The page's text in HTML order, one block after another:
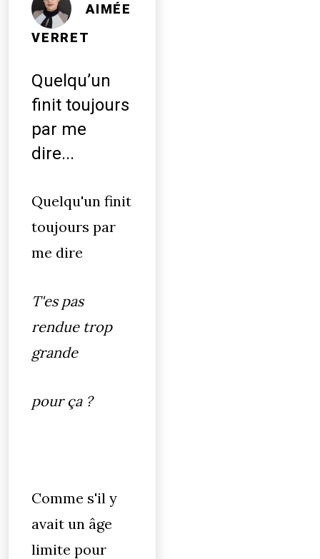
AIMÉE
VERRET
Quelqu’un
finit toujours
par me
dire...
Quelqu'un finit
toujours par
me dire
T'es pas
rendue trop
grande
pour ça ?
Comme s'il y
avait un âge
limite pour